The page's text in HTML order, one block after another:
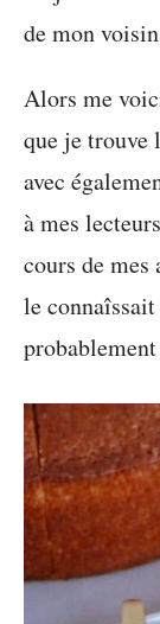
de mon
Alors me
que je trouve
avec
à mes
cours de mes
le